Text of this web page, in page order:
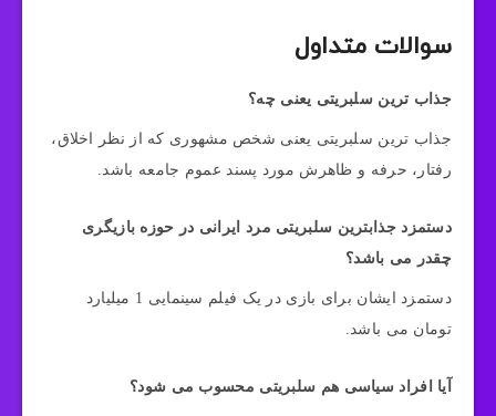
سوالات متداول
جذاب ترین سلبریتی یعنی چه؟
جذاب ترین سلبریتی یعنی شخص مشهوری که از نظر اخلاق،
رفتار، حرفه و ظاهرش مورد پسند عموم جامعه باشد.
دستمزد جذابترین سلبریتی مرد ایرانی در حوزه بازیگری
چقدر می باشد؟
دستمزد ایشان برای بازی در یک فیلم سینمایی 1 میلیارد
تومان می باشد.
آیا افراد سیاسی هم سلبریتی محسوب می شود؟